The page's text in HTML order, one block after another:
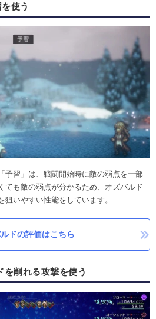
使う
予習」は、戦闘開始時に敵の弱点を一部
ても敵の弱点が分かるため、オズバルド
いやすい性能をしています。
ドの評価はこちら
削れる攻撃を使う